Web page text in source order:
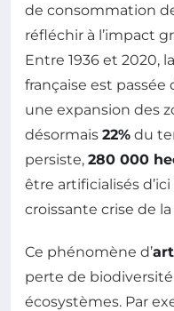
de consommation
réfléchir à l’impact
Entre 1936 et 2020,
française est passée
une expansion des
désormais 22% du
persiste, 280 000
être artificialisés
croissante crise de
Ce phénomène d’
perte de
écosystèmes. Par